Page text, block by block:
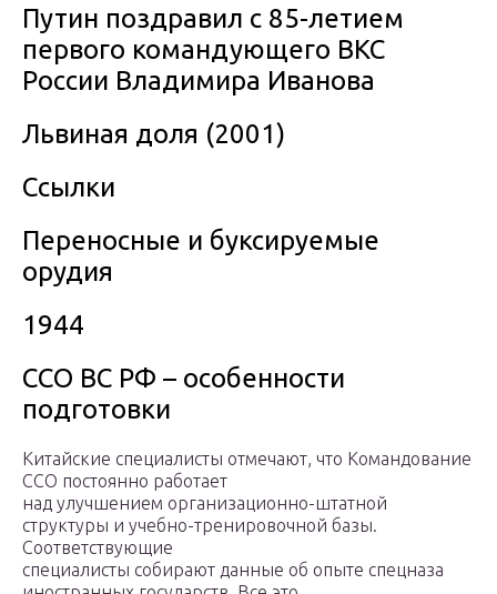
Путин поздравил с 85-летием
первого командующего ВКС
России Владимира Иванова
Львиная доля (2001)
Ссылки
Переносные и буксируемые
орудия
1944
ССО ВС РФ – особенности
подготовки
Китайские специалисты отмечают, что Командование
ССО постоянно работает
над улучшением организационно-штатной
структуры и учебно-тренировочной базы.
Соответствующие
специалисты собирают данные об опыте спецназа